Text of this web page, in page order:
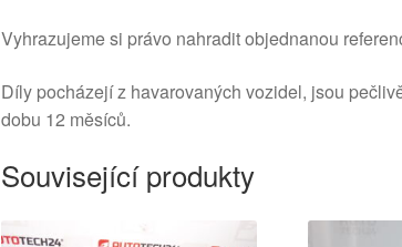
Vyhrazujeme si právo nahradit objednanou
Díly pocházejí z havarovaných vozidel, jsou
dobu 12 měsíců.
Související produkty